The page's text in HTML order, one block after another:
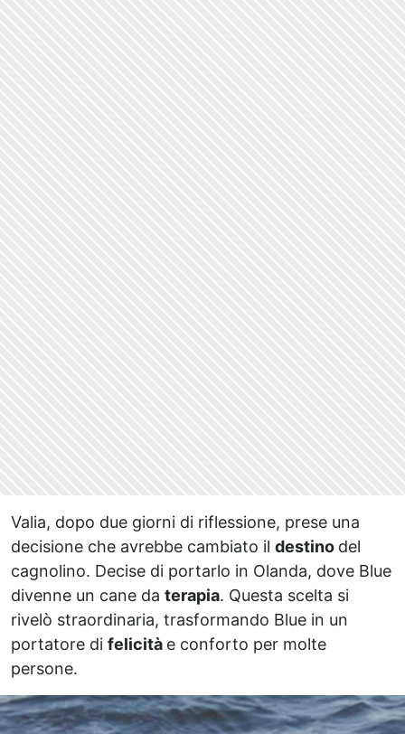
Valia, dopo due giorni di riflessione, prese una
decisione che avrebbe cambiato il destino del
cagnolino. Decise di portarlo in Olanda, dove Blue
divenne un cane da terapia. Questa scelta si
rivelò straordinaria, trasformando Blue in un
portatore di felicità e conforto per molte
persone.